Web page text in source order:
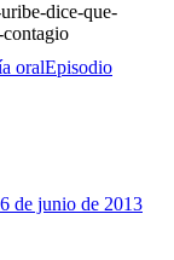
dice-que-
oralEpisodio
de junio de 2013